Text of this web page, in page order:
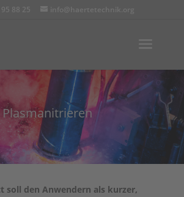
88 25 info@haertetechnik.org
Plasmanitrieren
soll den Anwendern als kurzer,